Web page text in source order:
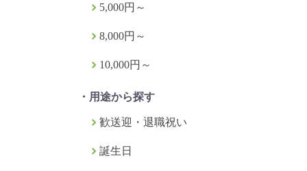
5,000円～
8,000円～
10,000円～
・用途から探す
歓送迎・退職祝い
誕生日